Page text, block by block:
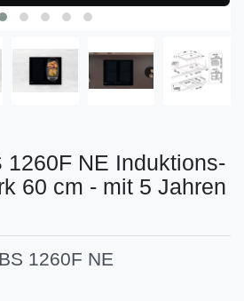
1260F NE Induktions-
60 cm - mit 5 Jahren
BS 1260F NE